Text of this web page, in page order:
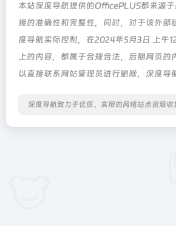
本站深度导航提供的OfficePLUS都来源
接的准确性和完整性，同时，对于该外部
度导航实际控制，在2024年5月3日 上午
上的内容，都属于合规合法，后期网页的
以直接联系网站管理员进行删除，深度导
深度导航致力于优质、实用的网络站点资源收